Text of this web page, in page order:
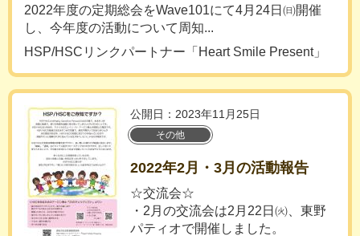
2022年度の定期総会をWave101にて4月24日㈰開催
し、今年度の活動について周知...
HSP/HSCリンクパートナー「Heart Smile Present」
公開日：2023年11月25日
その他
2022年2月・3月の活動報告
☆交流会☆
・2月の交流会は2月22日㈫、東野
パティオで開催しました。